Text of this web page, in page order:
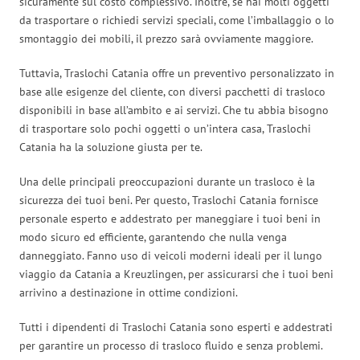
da trasportare o richiedi servizi speciali, come l’imballaggio o lo
smontaggio dei mobili, il prezzo sarà ovviamente maggiore.
Tuttavia, Traslochi Catania offre un preventivo personalizzato in
base alle esigenze del cliente, con diversi pacchetti di trasloco
disponibili in base all’ambito e ai servizi. Che tu abbia bisogno
di trasportare solo pochi oggetti o un’intera casa, Traslochi
Catania ha la soluzione giusta per te.
Una delle principali preoccupazioni durante un trasloco è la
sicurezza dei tuoi beni. Per questo, Traslochi Catania fornisce
personale esperto e addestrato per maneggiare i tuoi beni in
modo sicuro ed efficiente, garantendo che nulla venga
danneggiato. Fanno uso di veicoli moderni ideali per il lungo
viaggio da Catania a Kreuzlingen, per assicurarsi che i tuoi beni
arrivino a destinazione in ottime condizioni.
Tutti i dipendenti di Traslochi Catania sono esperti e addestrati
per garantire un processo di trasloco fluido e senza problemi.